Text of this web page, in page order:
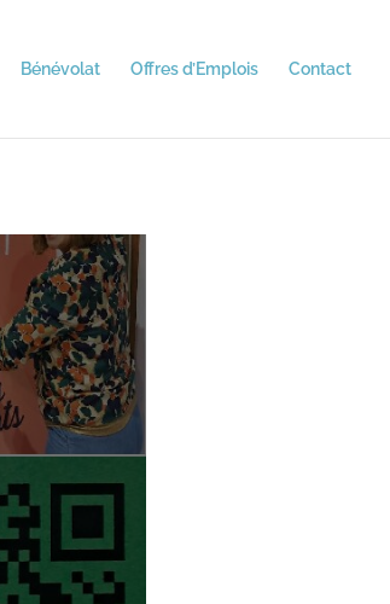
Bénévolat Offres d’Emplois Contact